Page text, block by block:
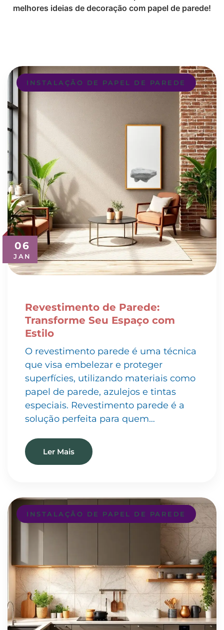
melhores ideias de decoração com papel de parede!
06
JAN
INSTALAÇÃO DE PAPEL DE PAREDE
Revestimento de Parede:
Transforme Seu Espaço com
Estilo
O revestimento parede é uma técnica
que visa embelezar e proteger
superfícies, utilizando materiais como
papel de parede, azulejos e tintas
especiais. Revestimento parede é a
solução perfeita para quem…
Ler Mais
INSTALAÇÃO DE PAPEL DE PAREDE